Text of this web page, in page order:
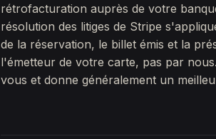
rétrofacturation auprès de votre
résolution des litiges de Stripe
de la réservation, le billet émis et la
l'émetteur de votre carte, pas par
vous et donne généralement un